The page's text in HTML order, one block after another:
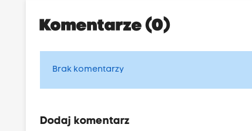
Komentarze (0)
Brak komentarzy
Dodaj komentarz